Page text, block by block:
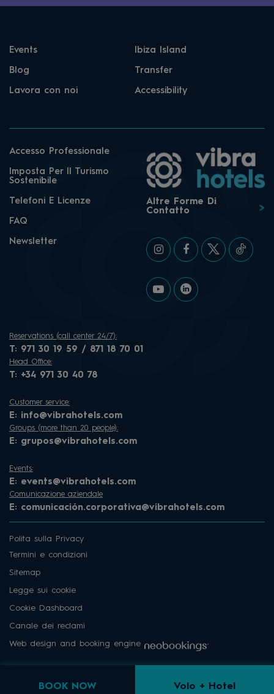
BOOK NOW Volo + Hotel
Events Ibiza Island
Blog Transfer
Lavora con noi Accessibility
Accesso Professionale
Imposta Per Il Turismo
Sostenibile
Telefoni E Licenze
FAQ
Newsletter
Altre Forme Di
Contatto
Reservations (call center 24/7):
T: 971 30 19 59 / 871 18 70 01
Head Office:
T: +34 971 30 40 78
Customer service:
E: info@vibrahotels.com
Groups (more than 20 people):
E: grupos@vibrahotels.com
Events:
E: events@vibrahotels.com
Comunicazione aziendale
E: comunicación.corporativa@vibrahotels.com
Polita sulla Privacy
Termini e condizioni
Sitemap
Legge sui cookie
Cookie Dashboard
Canale dei reclami
Web design and booking engine